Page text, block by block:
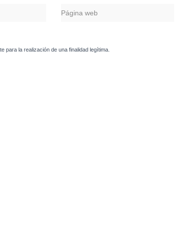
Página web
para la realización de una finalidad legítima.